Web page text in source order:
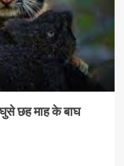
घुसे छह माह के बाघ